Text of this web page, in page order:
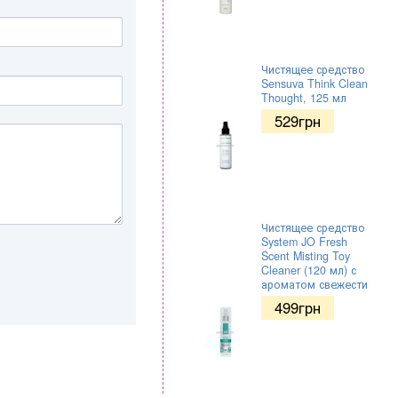
Чистящее средство
Sensuva Think Clean
Thought, 125 мл
529грн
Чистящее средство
System JO Fresh
Scent Misting Toy
Cleaner (120 мл) с
ароматом свежести
499грн